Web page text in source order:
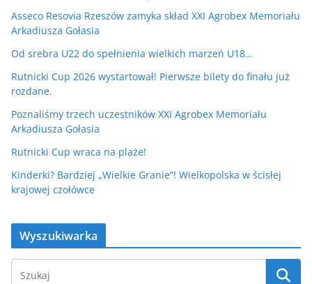
Asseco Resovia Rzeszów zamyka skład XXI Agrobex Memoriału
Arkadiusza Gołasia
Od srebra U22 do spełnienia wielkich marzeń U18…
Rutnicki Cup 2026 wystartował! Pierwsze bilety do finału już
rozdane.
Poznaliśmy trzech uczestników XXI Agrobex Memoriału
Arkadiusza Gołasia
Rutnicki Cup wraca na plaże!
Kinderki? Bardziej „Wielkie Granie”! Wielkopolska w ścisłej
krajowej czołówce
Wyszukiwarka